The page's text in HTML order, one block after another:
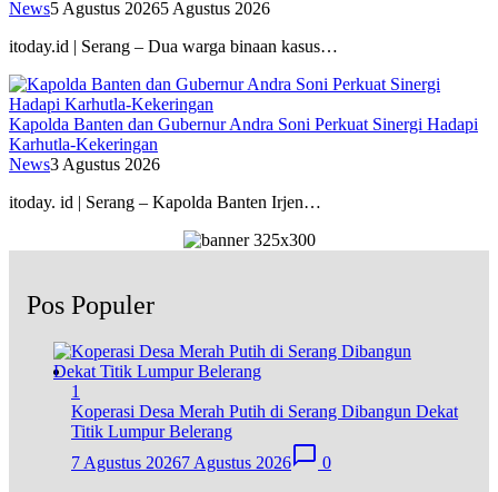
News5 Agustus 20265 Agustus 2026
itoday.id | Serang – Dua warga binaan kasus…
Kapolda Banten dan Gubernur Andra Soni Perkuat Sinergi Hadapi
Karhutla-Kekeringan
News3 Agustus 2026
itoday. id | Serang – Kapolda Banten Irjen…
Pos Populer
1
Koperasi Desa Merah Putih di Serang Dibangun Dekat
Titik Lumpur Belerang
7 Agustus 20267 Agustus 2026 0